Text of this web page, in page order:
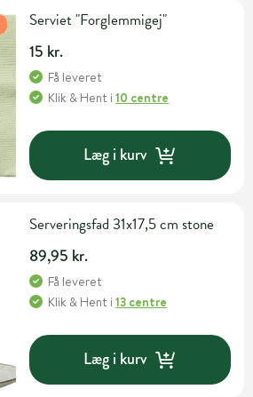
Serviet "Forglemmigej"
15 kr.
Få leveret
Klik & Hent i10 centre
Læg i kurv
Serveringsfad 31x17,5 cm stone
89,95 kr.
Få leveret
Klik & Hent i13 centre
Læg i kurv